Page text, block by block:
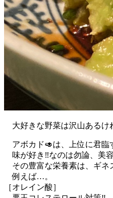
大好きな野菜は沢山あるけ
アボカド🥑は、上位に君臨
味が好き‼︎なのは勿論、美
その豊富な栄養素は、ギネ
例えば…。
［オレイン酸］